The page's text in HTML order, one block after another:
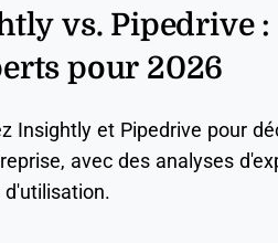
vs. Pipedrive
pour 2026
Insightly et Pipedrive pour
avec des analyses
d'utilisation.